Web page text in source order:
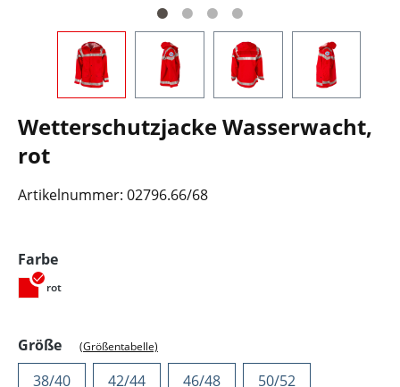
Wetterschutzjacke Wasserwacht,
rot
Artikelnummer: 02796.66/68
Farbeauswählen
rot
Größeauswählen
(Größentabelle)
38/40 42/44 46/48
50/52